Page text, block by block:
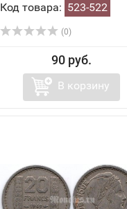
Код товара: 523-522
(0)
90 руб.
В корзину